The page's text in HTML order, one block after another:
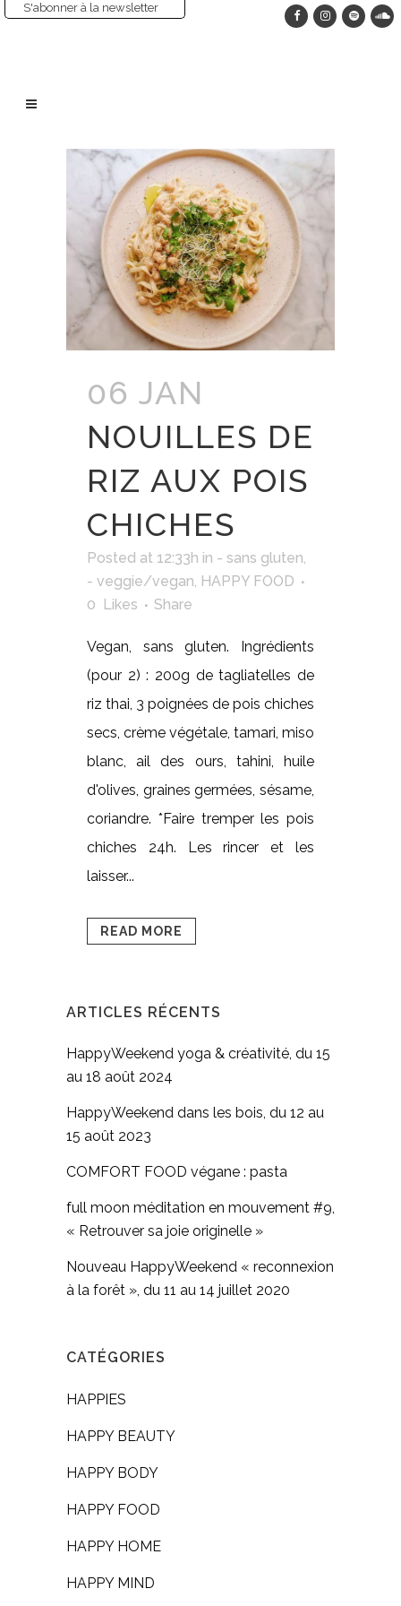
S'abonner à la newsletter
06 JAN
NOUILLES DE
RIZ AUX POIS
CHICHES
Posted at 12:33h in - sans gluten,
- veggie/vegan, HAPPY FOOD
0 Likes Share
Vegan, sans gluten. Ingrédients
(pour 2) : 200g de tagliatelles de
riz thai, 3 poignées de pois chiches
secs, crème végétale, tamari, miso
blanc, ail des ours, tahini, huile
d'olives, graines germées, sésame,
coriandre. *Faire tremper les pois
chiches 24h. Les rincer et les
laisser...
READ MORE
ARTICLES RÉCENTS
HappyWeekend yoga & créativité, du 15
au 18 août 2024
HappyWeekend dans les bois, du 12 au
15 août 2023
COMFORT FOOD végane : pasta
full moon méditation en mouvement #9,
« Retrouver sa joie originelle »
Nouveau HappyWeekend « reconnexion
à la forêt », du 11 au 14 juillet 2020
CATÉGORIES
HAPPIES
HAPPY BEAUTY
HAPPY BODY
HAPPY FOOD
HAPPY HOME
HAPPY MIND